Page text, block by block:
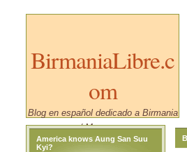
BirmaniaLibre.c
om
Blog en español dedicado a Birmania
/ Myanmar.
America knows Aung San Suu
Kyi?